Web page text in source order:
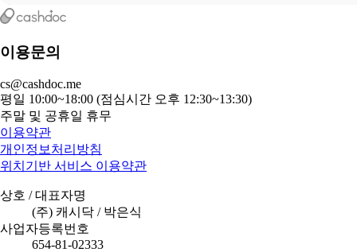
이용문의
cs@cashdoc.me
평일 10:00~18:00 (점심시간 오후 12:30~13:30)
주말 및 공휴일 휴무
이용약관
개인정보처리방침
위치기반 서비스 이용약관
상호 / 대표자명
(주) 캐시닥 / 박은식
사업자등록번호
654-81-02333